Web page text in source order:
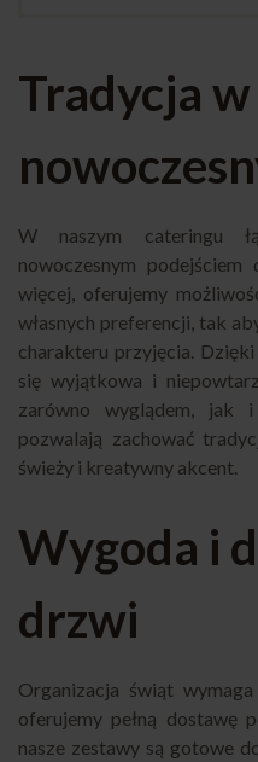
Tradycja w
W naszym cateringu
nowoczesnym
więcej, oferujemy
własnych preferencji, tak
charakteru przyjęcia.
się wyjątkowa i
zarówno wyglądem, jak
pozwalają zachować
świeży i kreatywny akcent.
Wygoda i
drzwi
Organizacja świąt
oferujemy pełną dostawę
nasze zestawy są gotowe